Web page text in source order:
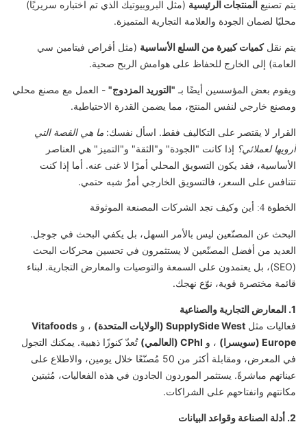
يتم تصنيع المنتجات الرئيسية (مثل البروبيوتيك الذي تم اختباره سريريًا)
محليًا لضمان الجودة والعلامة التجارية المتميزة.
يتم نقلكميات كبيرة من السلع الأساسية (مثل أقراص فيتامين سي
العامة) إلى الخارج للحفاظ على هوامش الربح صحية.
ويقوم بعض المؤسسين أيضًا بـ "التوريد المزدوج" - العمل مع مصنع محلي
ومصنع خارجي لنفس المنتج، مما يضمن القدرة الاحتياطية.
القرار لا يقتصر على التكاليف فقط. اسأل نفسك: ما هي القصة التي
أرويها لعملائي؟ إذا كانت "الجودة" و"الثقة" و"التميز" هي العناصر
الأساسية، فقد يكون التسويق المحلي أمرًا لا غنى عنه. أما إذا كنت
تتنافس على السعر، فالتسويق الخارجي أمرٌ شبه حتمي.
الخطوة 4: أين وكيف تجد الشركات المصنعة الموثوقة
البحث عن المصنّعين ليس بالأمر السهل، بل يكفي البحث في جوجل.
العديد من أفضل المصنّعين لا يستثمرون في تحسين محركات البحث
(SEO)، بل يعتمدون على السمعة والتوصيات والمعارض التجارية. لبناء
قائمة مختصرة قوية، نوّع نهجك.
1. المعارض التجارية والصناعية
فعاليات مثل SupplySide West (الولايات المتحدة) ، و Vitafoods
Europe (سويسرا)
، و CPhI (العالمي)
تُعدّ كنوزًا ذهبية. يمكنك التجول
في المعرض، ومقابلة أكثر من 50 مُصنّعًا خلال يومين، والاطلاع على
عيناتهم مباشرةً. يستثمر الموردون الجادون في هذه الفعاليات، مُثبتين
مكانتهم وانفتاحهم على الشراكات.
2. أدلة الصناعة وقواعد البيانات